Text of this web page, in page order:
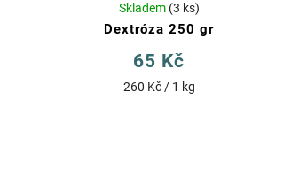
Dextróza 250 gr
Skladem (3 ks)
65 Kč
260 Kč / 1 kg